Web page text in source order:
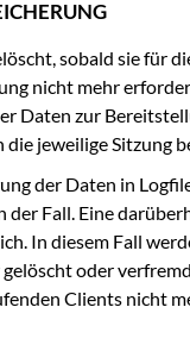
sobald sie für
nicht mehr
Daten zur
die jeweilige Sitzung
der Daten in
der Fall. Eine
In diesem Fall
oder
Clients nicht